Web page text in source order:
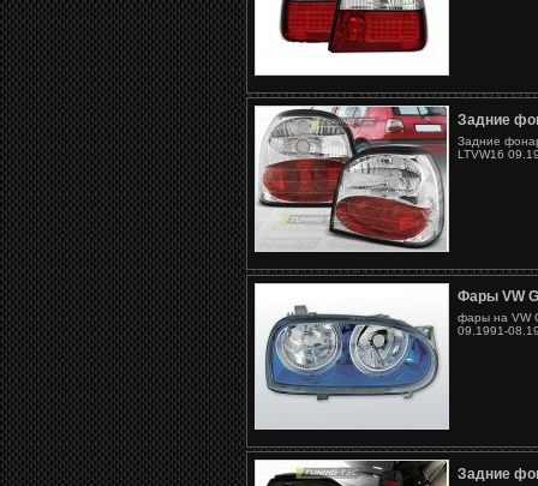
Задние
Задние
LTVW16
Фары VW
фары на VW
09.1991-
Задние